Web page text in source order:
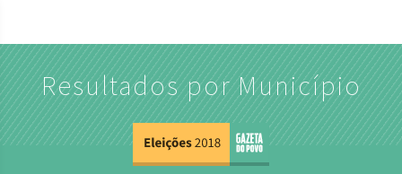
Resultados por Município